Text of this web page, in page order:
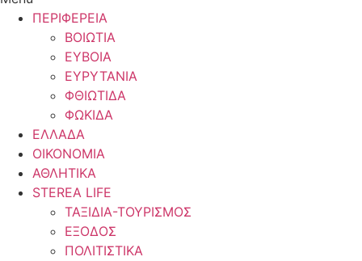
ΠΕΡΙΦΕΡΕΙΑ
ΒΟΙΩΤΙΑ
ΕΥΒΟΙΑ
ΕΥΡΥΤΑΝΙΑ
ΦΘΙΩΤΙΔΑ
ΦΩΚΙΔΑ
ΕΛΛΑΔΑ
ΟΙΚΟΝΟΜΙΑ
ΑΘΛΗΤΙΚΑ
STEREA LIFE
ΤΑΞΙΔΙΑ-ΤΟΥΡΙΣΜΟΣ
ΕΞΟΔΟΣ
ΠΟΛΙΤΙΣΤΙΚΑ